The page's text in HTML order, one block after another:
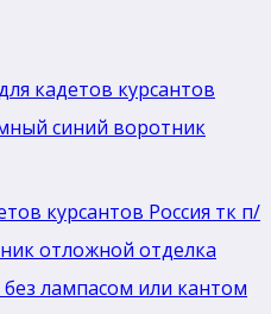
кадетов курсантов
синий воротник
курсантов Россия тк п/
отложной отделка
лaмпасом или кантом